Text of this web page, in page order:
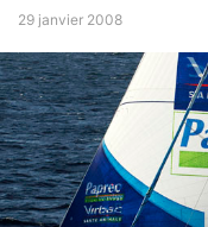
29 janvier 2008